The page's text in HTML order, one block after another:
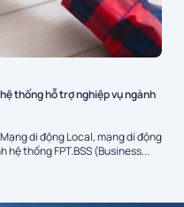
thống hỗ trợ nghiệp vụ ngành
di động Local, mạng di động
thống FPT.BSS (Business...